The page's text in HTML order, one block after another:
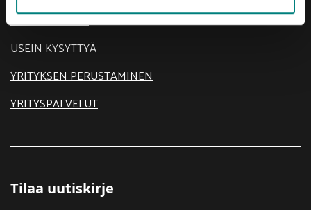
TIETOA MEISTÄ
USEIN KYSYTTYÄ
YRITYKSEN PERUSTAMINEN
YRITYSPALVELUT
Tilaa uutiskirje